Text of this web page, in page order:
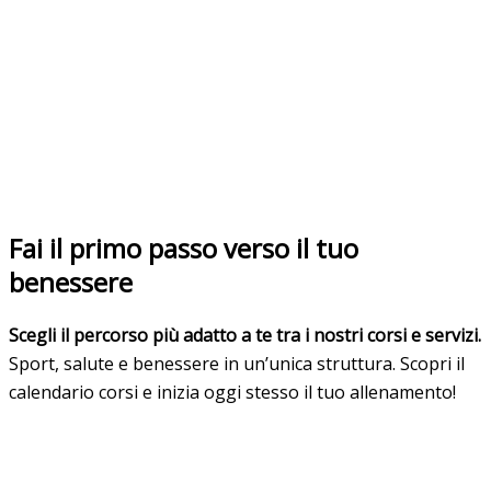
Fai il primo passo verso il tuo
benessere
Scegli il percorso più adatto a te tra i nostri corsi e servizi.
Sport, salute e benessere in un’unica struttura. Scopri il
calendario corsi e inizia oggi stesso il tuo allenamento!